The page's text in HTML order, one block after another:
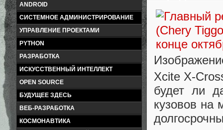
ANDROID
СИСТЕМНОЕ АДМИНИСТРИРОВАНИЕ
УПРАВЛЕНИЕ ПРОЕКТАМИ
PYTHON
РАЗРАБОТКА
ИСКУССТВЕННЫЙ ИНТЕЛЛЕКТ
OPEN SOURCE
БУДУЩЕЕ ЗДЕСЬ
ВЕБ-РАЗРАБОТКА
КОСМОНАВТИКА
Xcite X-
будет ли
кузовов на